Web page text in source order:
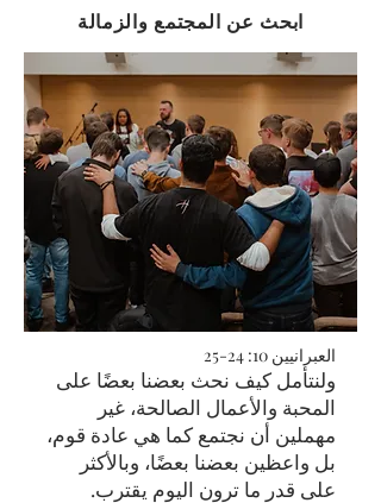
ابحث عن المجتمع والزمالة
العبرانيين 10: 24-25
ولنتأمل كيف نحث بعضنا بعضًا على
المحبة والأعمال الصالحة، غير
مهملين أن نجتمع كما هي عادة قوم،
بل واعظين بعضنا بعضًا، وبالأكثر
على قدر ما ترون اليوم يقترب.